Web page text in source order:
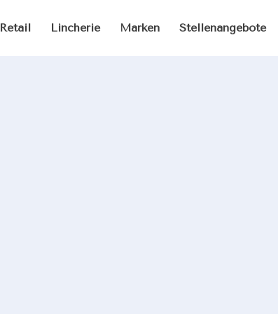
Retail Lincherie Marken Stellenangebote